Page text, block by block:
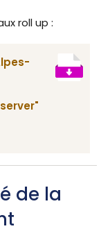
roll up :
de la